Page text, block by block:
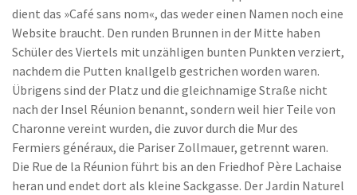
dient das »Café sans nom«, das weder einen Namen noch eine
Website braucht. Den runden Brunnen in der Mitte haben
Schüler des Viertels mit unzähligen bunten Punkten verziert,
nachdem die Putten knallgelb gestrichen worden waren.
Übrigens sind der Platz und die gleichnamige Straße nicht
nach der Insel Réunion benannt, sondern weil hier Teile von
Charonne vereint wurden, die zuvor durch die Mur des
Fermiers généraux, die Pariser Zollmauer, getrennt waren.
Die Rue de la Réunion führt bis an den Friedhof Père Lachaise
heran und endet dort als kleine Sackgasse. Der Jardin Naturel